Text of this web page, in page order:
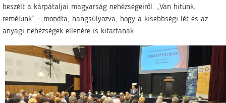
beszélt a kárpátaljai magyarság nehézségeiről. „Van hitünk,
remélünk” – mondta, hangsúlyozva, hogy a kisebbségi lét és az
anyagi nehézségek ellenére is kitartanak.